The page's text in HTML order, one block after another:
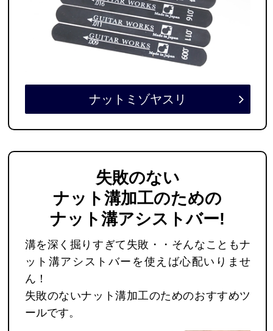
ナットミゾヤスリ
失敗のない
ナット溝加工のための
ナット溝アシストバー!
溝を深く掘りすぎて失敗・・そんなこともナ
ット溝アシストバーを使えば心配いりませ
ん！
失敗のないナット溝加工のためのおすすめツ
ールです。